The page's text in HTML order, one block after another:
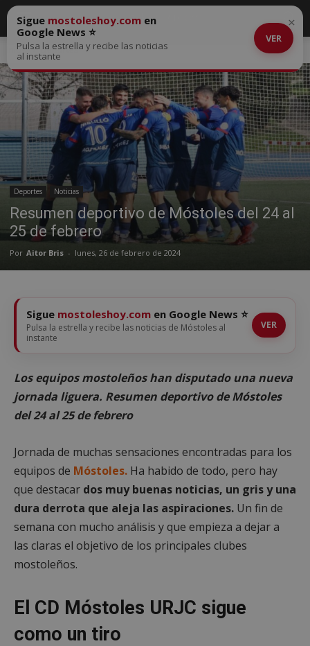
Inicio Deportes
Deportes Noticias
Resumen deportivo de Móstoles del 24 al
25 de febrero
Por Aitor Bris - lunes, 26 de febrero de 2024
Sigue mostoleshoy.com en
Google News ⭐
Pulsa la estrella y recibe las noticias
al instante
VER
×
Sigue mostoleshoy.com en Google News ⭐
Pulsa la estrella y recibe las noticias de Móstoles al
instante
VER
Los equipos mostoleños han disputado una nueva
jornada liguera. Resumen deportivo de Móstoles
del 24 al 25 de febrero
Jornada de muchas sensaciones encontradas para los
equipos de Móstoles. Ha habido de todo, pero hay
que destacar dos muy buenas noticias, un gris y una
dura derrota que aleja las aspiraciones. Un fin de
semana con mucho análisis y que empieza a dejar a
las claras el objetivo de los principales clubes
mostoleños.
El CD Móstoles URJC sigue
como un tiro